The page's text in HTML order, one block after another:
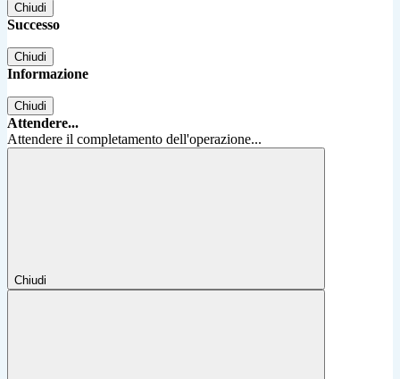
Chiudi
Successo
Chiudi
Informazione
Chiudi
Attendere...
Attendere il completamento dell'operazione...
Chiudi